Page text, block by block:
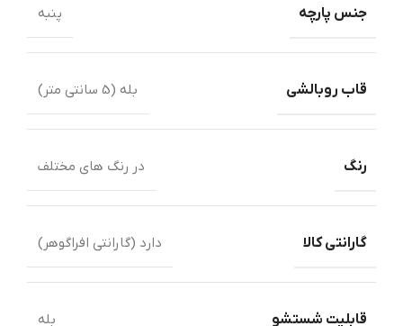
جنس پارچه پنبه
قاب روبالشی بله (5 سانتی متر)
رنگ در رنگ های مختلف
گارانتی کالا دارد (گارانتی افراگوهر)
قابلیت شستشو بله